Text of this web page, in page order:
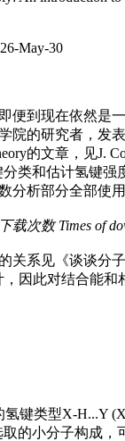
May-30
到现在依然是
院的研究者，发
的文章，见J.
类和估计氢键
分析部分全部使
载次数 Times of
系见《谈谈分
因此对结合能和
键类型X-H...Y
的小分子构成